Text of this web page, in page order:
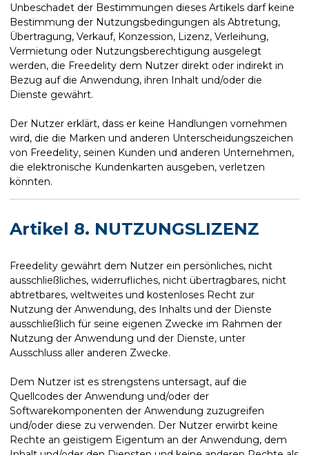
Unbeschadet der Bestimmungen dieses Artikels darf keine
Bestimmung der Nutzungsbedingungen als Abtretung,
Übertragung, Verkauf, Konzession, Lizenz, Verleihung,
Vermietung oder Nutzungsberechtigung ausgelegt
werden, die Freedelity dem Nutzer direkt oder indirekt in
Bezug auf die Anwendung, ihren Inhalt und/oder die
Dienste gewährt.
Der Nutzer erklärt, dass er keine Handlungen vornehmen
wird, die die Marken und anderen Unterscheidungszeichen
von Freedelity, seinen Kunden und anderen Unternehmen,
die elektronische Kundenkarten ausgeben, verletzen
könnten.
Artikel 8. NUTZUNGSLIZENZ
Freedelity gewährt dem Nutzer ein persönliches, nicht
ausschließliches, widerrufliches, nicht übertragbares, nicht
abtretbares, weltweites und kostenloses Recht zur
Nutzung der Anwendung, des Inhalts und der Dienste
ausschließlich für seine eigenen Zwecke im Rahmen der
Nutzung der Anwendung und der Dienste, unter
Ausschluss aller anderen Zwecke.
Dem Nutzer ist es strengstens untersagt, auf die
Quellcodes der Anwendung und/oder der
Softwarekomponenten der Anwendung zuzugreifen
und/oder diese zu verwenden. Der Nutzer erwirbt keine
Rechte an geistigem Eigentum an der Anwendung, dem